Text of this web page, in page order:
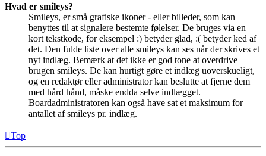
Hvad er smileys?
Smileys, er små grafiske ikoner - eller billeder, som kan
benyttes til at signalere bestemte følelser. De bruges via en
kort tekstkode, for eksempel :) betyder glad, :( betyder ked af
det. Den fulde liste over alle smileys kan ses når der skrives et
nyt indlæg. Bemærk at det ikke er god tone at overdrive
brugen smileys. De kan hurtigt gøre et indlæg uoverskueligt,
og en redaktør eller administrator kan beslutte at fjerne dem
med hård hånd, måske endda selve indlægget.
Boardadministratoren kan også have sat et maksimum for
antallet af smileys pr. indlæg.
Top